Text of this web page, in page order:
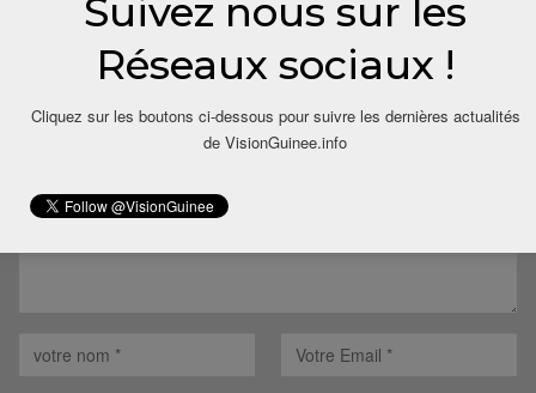
LAISSER UN COMMENTAIRE
Suivez nous sur les
Réseaux sociaux !
Cliquez sur les boutons ci-dessous pour suivre les dernières actualités
de VisionGuinee.info